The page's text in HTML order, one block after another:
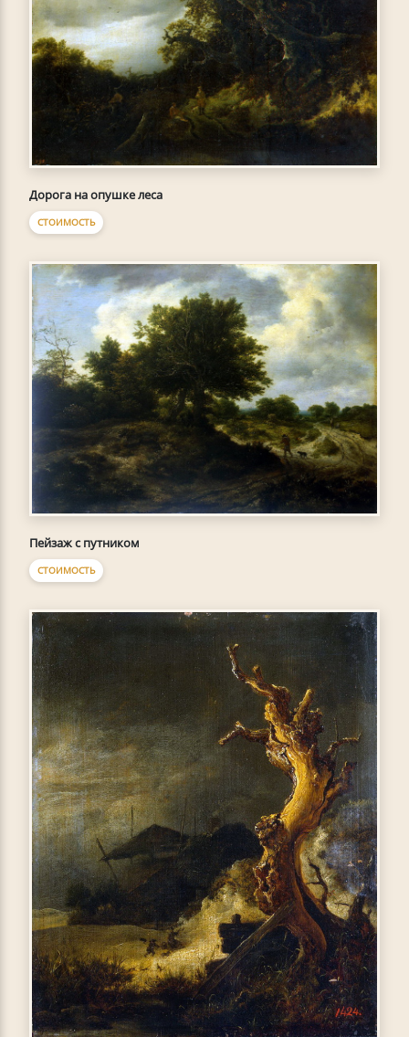
Дорога на опушке леса
СТОИМОСТЬ
Пейзаж с путником
СТОИМОСТЬ